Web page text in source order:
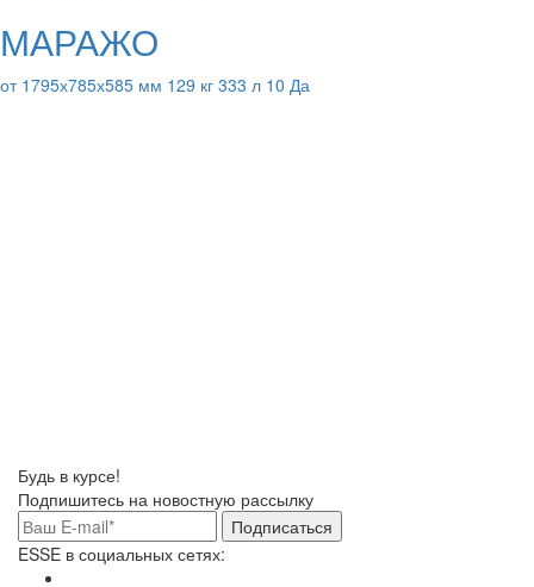
МАРАЖО
от 1795х785х585 мм 129 кг 333 л 10 Да
Будь в курсе!
Подпишитесь на новостную рассылку
Подписаться
ESSE в социальных сетях: